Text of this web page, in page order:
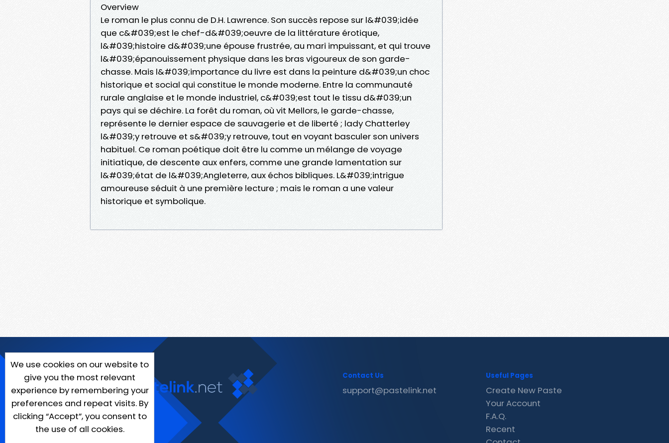
Overview
Le roman le plus connu de D.H. Lawrence. Son succès repose sur l&#039;idée
que c&#039;est le chef-d&#039;oeuvre de la littérature érotique,
l&#039;histoire d&#039;une épouse frustrée, au mari impuissant, et qui trouve
l&#039;épanouissement physique dans les bras vigoureux de son garde-
chasse. Mais l&#039;importance du livre est dans la peinture d&#039;un choc
historique et social qui constitue le monde moderne. Entre la communauté
rurale anglaise et le monde industriel, c&#039;est tout le tissu d&#039;un
pays qui se déchire. La forêt du roman, où vit Mellors, le garde-chasse,
représente le dernier espace de sauvagerie et de liberté ; lady Chatterley
l&#039;y retrouve et s&#039;y retrouve, tout en voyant basculer son univers
habituel. Ce roman poétique doit être lu comme un mélange de voyage
initiatique, de descente aux enfers, comme une grande lamentation sur
l&#039;état de l&#039;Angleterre, aux échos bibliques. L&#039;intrigue
amoureuse séduit à une première lecture ; mais le roman a une valeur
historique et symbolique.
We use cookies on our website to
give you the most relevant
experience by remembering your
preferences and repeat visits. By
clicking “Accept”, you consent to
the use of all cookies.
Contact Us
support@pastelink.net
Useful Pages
Create New Paste
Your Account
F.A.Q.
Recent